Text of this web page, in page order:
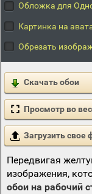
Обложка для
Картинка на
Обрезать
Скачать обои
Просмотр во
Загрузить свое
Передвигая
изображения,
обои на рабочий